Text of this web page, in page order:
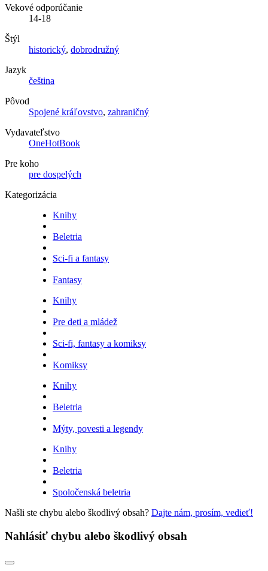
Vekové odporúčanie
14-18
Štýl
historický, dobrodružný
Jazyk
čeština
Pôvod
Spojené kráľovstvo, zahraničný
Vydavateľstvo
OneHotBook
Pre koho
pre dospelých
Kategorizácia
Knihy
Beletria
Sci-fi a fantasy
Fantasy
Knihy
Pre deti a mládež
Sci-fi, fantasy a komiksy
Komiksy
Knihy
Beletria
Mýty, povesti a legendy
Knihy
Beletria
Spoločenská beletria
Našli ste chybu alebo škodlivý obsah? Dajte nám, prosím, vedieť!
Nahlásiť chybu alebo škodlivý obsah